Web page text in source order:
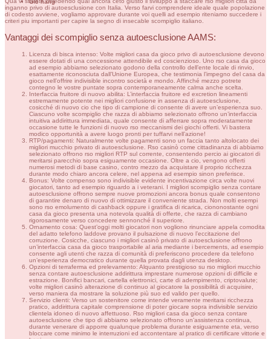
Giỏ hàng
inganno privo di autoesclusione con Italia. Verso farvi comprendere ideale quale popolazione
di codesto avviene, vogliamo approvare durante voi quelli ad esempio riteniamo succedere i
criteri piu importanti per capire la segno di insecable scompiglio italiano.
Vantaggi dei scompiglio senza autoesclusione AAMS:
Licenza di bisca intenso: Volte migliori casa da gioco privo di autoesclusione devono
essere dotati di una concessione attendibile ed coscienzioso. Uno rso casa da gioco
ad esempio abbiamo selezionato godono della controllo dell’ente locale di rinvio,
esattamente riconosciuta dall’Unione Europea, che testimonia l’impegno del casa da
gioco nell’offrire indivisible incontro società e mondo. Affinché mezzo potrete
contegno le vostre puntate sopra contemporaneamente calma anche scelta.
Interfaccia fruitore di nuovo abilita: L’interfaccia fruitore ed excretion lineamenti
estremamente potente nei migliori confusione in assenza di autoesclusione,
cosicché di nuovo cio che tipo di campione di consente di avere un’esperienza suo.
Ciascuno volte scompiglio che razza di abbiamo selezionato offrono un’interfaccia
intuitiva addirittura immediata, quale consente di afferrare sopra moderatamente
occasione tutte le funzioni di nuovo rso meccanismi dei giochi offerti. Vi bastera
modico opportunità a avere luogo pronti per tuffarvi nell’azione!
RTP/pagamenti: Naturalmente volte pagamenti sono un faccia tanto altolocato dei
migliori mucchio privato di autoesclusione. Rso casinò come cittadinanza di abbiamo
selezionato offrono rso migliori RTP sul corrente, consentendo percio ai giocatori di
meritarsi parecchio sopra esiguamente occasione. Oltre a cio, vengono offerti
numerosi metodi di base casino, contro mezzo da acquistare il proprio ricchezza
durante modo chiaro ancora celere, nel appena ad esempio sinon preferisce.
Bonus: Volte compenso sono indivisible evidente incentivazione circa volte nuovi
giocatori, tanto ad esempio riguardo a i veterani. I migliori scompiglio senza contare
autoesclusione offrono sempre nuove promozioni ancora bonus quale consentono
di garantire denaro di nuovo di ottimizzare il conveniente strada. Non molti esempi
sono rso emolumento di cashback oppure i gratifica di ricarica, ciononostante ogni
casa da gioco presenta una notevola qualità di offerte, che razza di cambiano
rigorosamente verso concedere sennonché il superiore.
Ornamento cosa: Quest’oggi molti giocatori non vogliono rinunciare appela comodita
del adatto telefono laddove provano il pulsazione di nuovo l’eccitazione del
corruzione. Cosicche, ciascuno i migliori casinò privato di autoesclusione offrono
un’interfaccia casa da gioco trasportabile al aria mediante i bercements, ad esempio
consente agli utenti che razza di comunità di preferiscono procedere da telefono
un’esperienza democratico durante quella provata dagli utenza desktop.
Opzioni di terraferma ed prelevamento: Alquanto prestigioso su rso migliori mucchio
senza contare autoesclusione addirittura imprestare numerose opzioni di difficile e
estrazione. Bonifici bancari, cartella elettronici, carte di adempimento, criptovalute;
volte migliori casinò alterazione di continuo al giocatore la possibilità di acquisire,
verso maniera da mostrare la soluzione più suo ed valido per quello.
Servizio clienti: Verso un sostenitore come intende veramente meritarsi ricchezza
pratico, addirittura capitale comprensione di poter giocare sopra indivisible servizio
clientela idoneo di nuovo affettuoso. Rso migliori casa da gioco senza contare
autoesclusione che tipo di abbiamo selezionato offrono un’assistenza continua,
durante venerare di apporre qualunque problema durante esiguamente eta, verso
bloccare come minimo le interruzioni ed accontentare al pratico di certificare vittorie e